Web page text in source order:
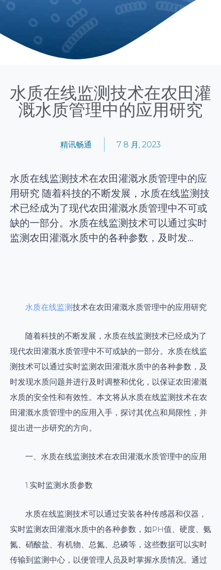
水质在线监测技术在农田灌
溉水质管理中的应用研究
精讯畅通 7 8 月, 2023
水质在线监测技术在农田灌溉水质管理中的应
用研究 随着科技的不断发展，水质在线监测技
术已经成为了现代农田灌溉水质管理中不可或
缺的一部分。水质在线监测技术可以通过实时
监测农田灌溉水质中的各种参数，及时发...
水质在线监测技术在农田灌溉水质管理中的应用研究
随着科技的不断发展，水质在线监测技术已经成为了
现代农田灌溉水质管理中不可或缺的一部分。水质在线监
测技术可以通过实时监测农田灌溉水质中的各种参数，及
时发现水质问题并进行及时调整和优化，以保证农田灌溉
水质的安全性和有效性。本文将从水质在线监测技术在农
田灌溉水质管理中的应用入手，探讨其优点和局限性，并
提出进一步研究的方向。
一、水质在线监测技术在农田灌溉水质管理中的应用
1.实时监测水质参数
水质在线监测技术可以通过安装各种传感器和仪器，
实时监测农田灌溉水质中的各种参数，如PH值、硬度、氨
氮、硝酸盐、有机物、总氮、总磷等，这些数据可以实时
传输到监测中心，以便管理人员及时掌握水质情况。通过